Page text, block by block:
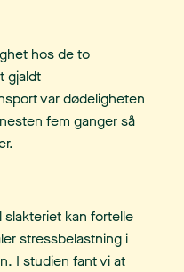
hos de to
gjaldt
var dødeligheten
fem ganger så
kan fortelle
stressbelastning i
I studien fant vi at